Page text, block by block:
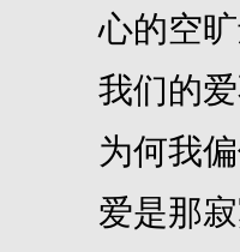
心的空旷
我们的爱
为何我偏
爱是那寂